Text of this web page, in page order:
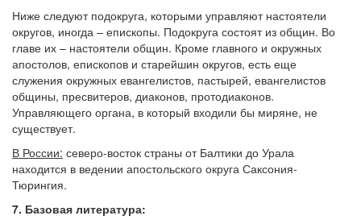
Ниже следуют подокруга, которыми управляют настоятели
округов, иногда – епископы. Подокруга состоят из общин. Во
главе их – настоятели общин. Кроме главного и окружных
апостолов, епископов и старейшин округов, есть еще
служения окружных евангелистов, пастырей, евангелистов
общины, пресвитеров, диаконов, протодиаконов.
Управляющего органа, в который входили бы миряне, не
существует.
В России: северо-восток страны от Балтики до Урала
находится в ведении апостольского округа Саксония-
Тюрингия.
7. Базовая литература: